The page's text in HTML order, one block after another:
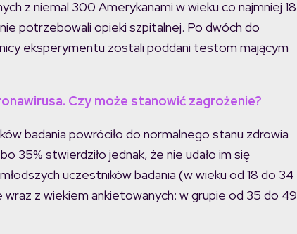
z niemal 300 Amerykanami w wieku co najmniej 18
potrzebowali opieki szpitalnej. Po dwóch do
eksperymentu zostali poddani testom mającym
Czy może stanowić zagrożenie?
badania powróciło do normalnego stanu zdrowia
35% stwierdziło jednak, że nie udało im się
uczestników badania (w wieku od 18 do 34
z wiekiem ankietowanych: w grupie od 35 do 49